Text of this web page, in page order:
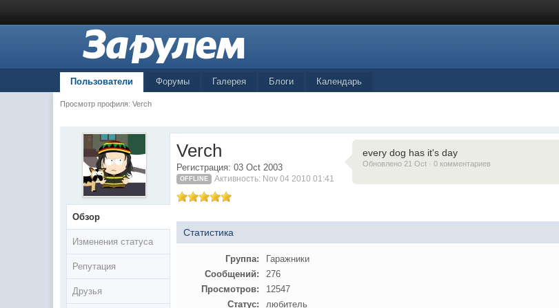
Пользователи Форумы Галерея Блоги Календарь
Просмотр профиля: Verch
Обзор
Изменения статуса
Репутация
Друзья
Verch
Регистрация: 03 Oct 2003
OFFLINE Активность: Nov 04 2010 01:41
every dog has it's day
Обновлено 21 Oct · 0 комментариев
Статистика
Группа:
Гаражники
Сообщений:
276
Просмотров:
12547
Статус:
любитель